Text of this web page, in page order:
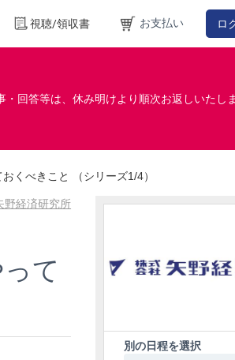
視聴/領収書 お支払い ロ
回答等は、休み明けより順次お返しいたし
くべきこと （シリーズ1/4）
野経済研究所
て
別の日程を選択